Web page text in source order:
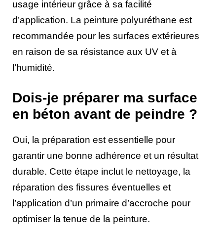
usage intérieur grâce à sa facilité
d’application. La peinture polyuréthane est
recommandée pour les surfaces extérieures
en raison de sa résistance aux UV et à
l’humidité.
Dois-je préparer ma surface
en béton avant de peindre ?
Oui, la préparation est essentielle pour
garantir une bonne adhérence et un résultat
durable. Cette étape inclut le nettoyage, la
réparation des fissures éventuelles et
l’application d’un primaire d’accroche pour
optimiser la tenue de la peinture.